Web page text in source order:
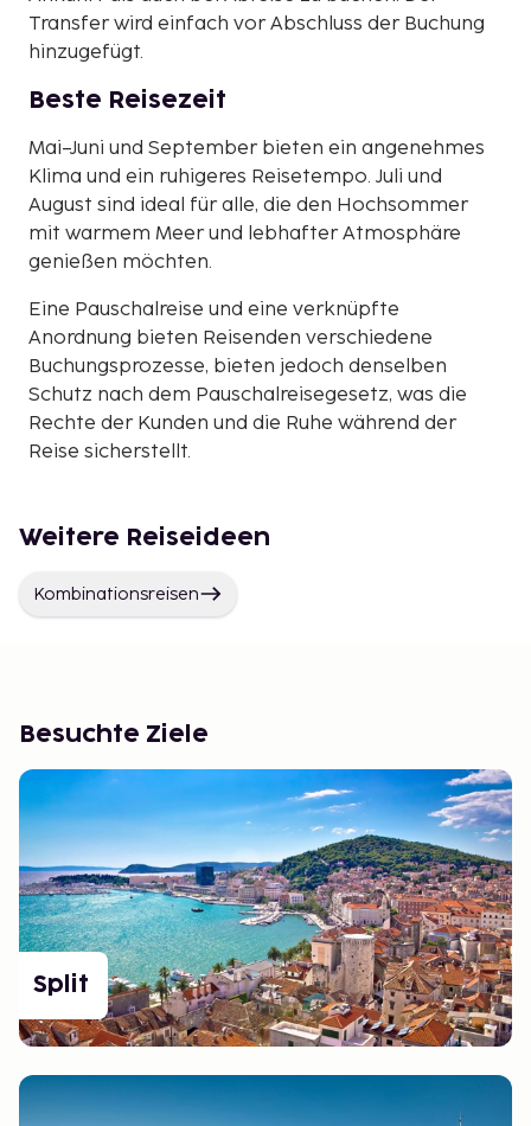
Transfer wird einfach vor Abschluss der Buchung
hinzugefügt.
Beste Reisezeit
Mai–Juni und September bieten ein angenehmes
Klima und ein ruhigeres Reisetempo. Juli und
August sind ideal für alle, die den Hochsommer
mit warmem Meer und lebhafter Atmosphäre
genießen möchten.
Eine Pauschalreise und eine verknüpfte
Anordnung bieten Reisenden verschiedene
Buchungsprozesse, bieten jedoch denselben
Schutz nach dem Pauschalreisegesetz, was die
Rechte der Kunden und die Ruhe während der
Reise sicherstellt.
Weitere Reiseideen
Kombinationsreisen
Besuchte Ziele
Split